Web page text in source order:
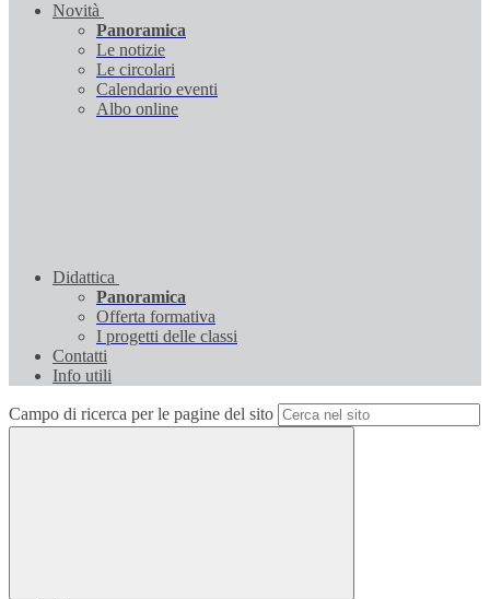
Novità
Panoramica
Le notizie
Le circolari
Calendario eventi
Albo online
Didattica
Panoramica
Offerta formativa
I progetti delle classi
Contatti
Info utili
Campo di ricerca per le pagine del sito